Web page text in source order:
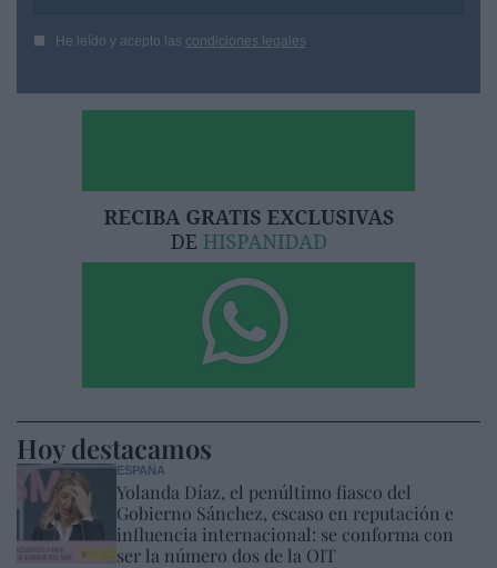
He leído y acepto las condiciones legales
Hoy destacamos
ESPAÑA
Yolanda Díaz, el penúltimo fiasco del
Gobierno Sánchez, escaso en reputación e
influencia internacional: se conforma con
ser la número dos de la OIT